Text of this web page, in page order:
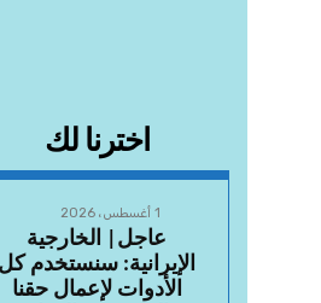
اخترنا لك
1 أغسطس، 2026
عاجل| الخارجية
الإيرانية: سنستخدم كل
الأدوات لإعمال حقنا